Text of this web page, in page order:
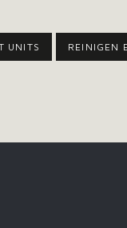
UNITS REINIGEN